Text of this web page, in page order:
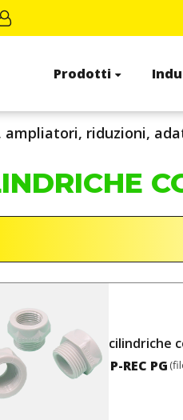
Prodotti
ampliatori, riduzioni,
cilindriche
P-REC PG